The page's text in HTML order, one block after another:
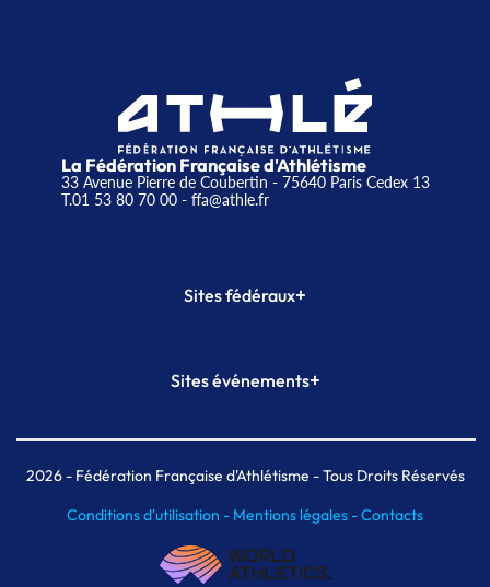
La Fédération Française d'Athlétisme
33 Avenue Pierre de Coubertin - 75640 Paris Cedex 13
T.01 53 80 70 00- ffa@athle.fr
Sites fédéraux+
Plateforme Formation
Sites événements+
Meeting de Paris indoor
MAIF Ekiden de Paris
2026- Fédération Française d'Athlétisme - Tous Droits Réservés
Conditions d'utilisation - Mentions légales -Contacts